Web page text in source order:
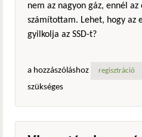
nem az nagyon gáz, ennél
számítottam. Lehet, hogy az
gyilkolja az SSD-t?
a hozzászóláshoz regisztráció
szükséges